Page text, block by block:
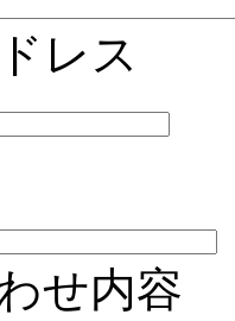
レス
せ内容